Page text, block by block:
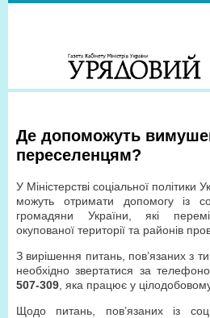
Де допоможуть
переселенцям?
У Міністерстві соціальної
можуть отримати допомогу із
громадяни України, які
окупованої території та районів
З вирішення питань, пов’язаних з
необхідно звертатися за
507-309 , яка працює у
Щодо питань, пов’язаних із